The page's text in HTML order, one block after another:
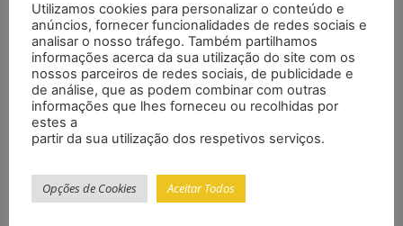
Regulagem de altura das rodinhas laterais;
Aro em alumínio ou Aro em ABS;
Para-lamas em ABS;
Movimento de direção com esferas;
Arruela com trava de segurança;
Pneus com câmara;
Abraçadeira do selim em alumínio;
Garrafinha (e cestinha nos modelos
femininos).
Utilizamos cookies para personalizar o conteúdo e
anúncios, fornecer funcionalidades de redes sociais e
analisar o nosso tráfego. Também partilhamos
informações acerca da sua utilização do site com os
nossos parceiros de redes sociais, de publicidade e
de análise, que as podem combinar com outras
informações que lhes forneceu ou recolhidas por
estes a
partir da sua utilização dos respetivos serviços.
Opções de Cookies Aceitar Todos